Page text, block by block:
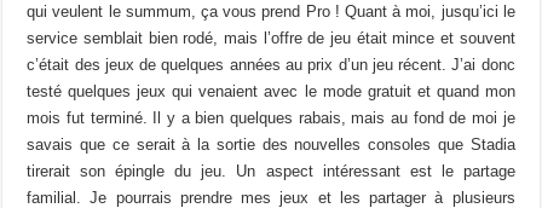
qui veulent le summum, ça vous prend Pro ! Quant à moi, jusqu’ici le
service semblait bien rodé, mais l’offre de jeu était mince et souvent
c’était des jeux de quelques années au prix d’un jeu récent. J’ai donc
testé quelques jeux qui venaient avec le mode gratuit et quand mon
mois fut terminé. Il y a bien quelques rabais, mais au fond de moi je
savais que ce serait à la sortie des nouvelles consoles que Stadia
tirerait son épingle du jeu. Un aspect intéressant est le partage
familial. Je pourrais prendre mes jeux et les partager à plusieurs